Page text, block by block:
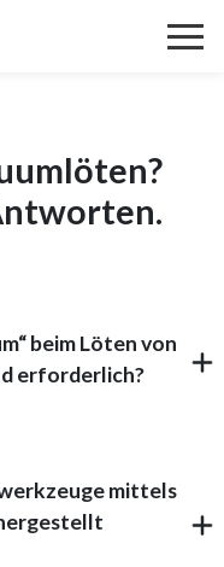
beim Löten von
erforderlich?
mittels